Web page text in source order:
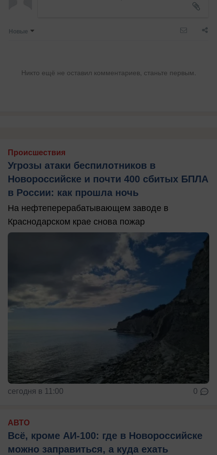
Новые
Никто ещё не оставил комментариев, станьте первым.
Происшествия
Угрозы атаки беспилотников в
Новороссийске и почти 400 сбитых БПЛА
в России: как прошла ночь
На нефтеперерабатывающем заводе в
Краснодарском крае снова пожар
сегодня в 11:00 0
АВТО
Всё, кроме АИ-100: где в Новороссийске
можно заправиться, а куда ехать